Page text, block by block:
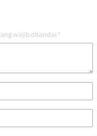
wajib ditandai *